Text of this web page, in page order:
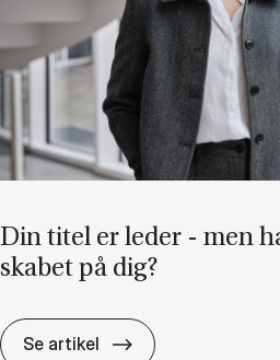
Din ti­tel er le­der - men
ska­bet på dig?
Se artikel Din ti­tel er le­der -